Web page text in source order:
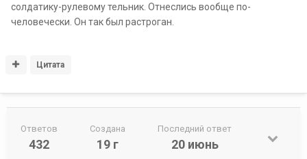
солдатику-рулевому тельник. Отнеслись вообще по-
человечески. Он так был растроган.
Цитата
Ответов
432
Создана
19 г
Последний ответ
20 июнь